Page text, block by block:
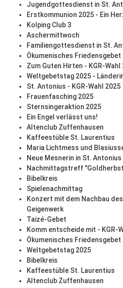
Jugendgottesdienst in St.
Erstkommunion 2025 - Ein
Kolping Club 3
Aschermittwoch
Familiengottesdienst in St.
Ökumenisches Friedensgebet
Zum Guten Hirten - KGR-Wahl
Weltgebetstag 2025 -
St. Antonius - KGR-Wahl 2025
Frauenfasching 2025
Sternsingeraktion 2025
Ein Engel verlässt uns!
Altenclub Zuffenhausen
Kaffeestüble St. Laurentius
Maria Lichtmess und
Neue Mesnerin in St. Antonius
Nachmittagstreff
Bibelkreis
Spielenachmittag
Konzert mit dem Nachbau
Geigenwerk
Taizé-Gebet
Komm entscheide mit - KGR-
Ökumenisches Friedensgebet
Weltgebetstag 2025
Bibelkreis
Kaffeestüble St. Laurentius
Altenclub Zuffenhausen